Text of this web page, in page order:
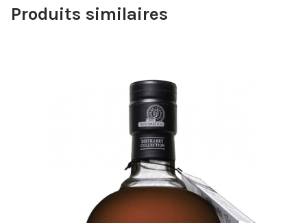
Produits similaires